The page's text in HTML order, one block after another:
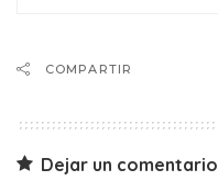
COMPARTIR
Dejar un comentario